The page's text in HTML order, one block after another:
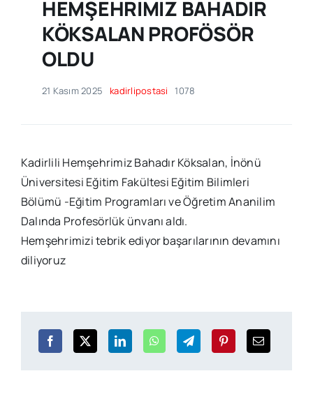
HEMŞEHRİMİZ BAHADIR
KÖKSALAN PROFÖSÖR
OLDU
21 Kasım 2025 kadirlipostasi 1078
Kadirlili Hemşehrimiz Bahadır Köksalan, İnönü
Üniversitesi Eğitim Fakültesi Eğitim Bilimleri
Bölümü -Eğitim Programları ve Öğretim Ananilim
Dalında Profesörlük ünvanı aldı.
Hemşehrimizi tebrik ediyor başarılarının devamını
diliyoruz